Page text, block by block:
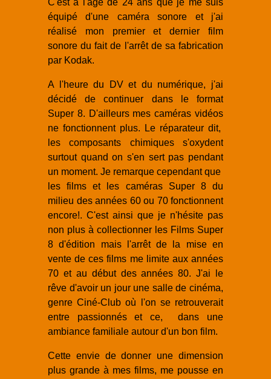
C'est à l'âge de 24 ans que je me suis
équipé d'une caméra sonore et j'ai
réalisé mon premier et dernier film
sonore du fait de l'arrêt de sa fabrication
par Kodak.
A l'heure du DV et du numérique, j'ai
décidé de continuer dans le format
Super 8. D'ailleurs mes caméras vidéos
ne fonctionnent plus. Le réparateur dit,
les composants chimiques s'oxydent
surtout quand on s'en sert pas pendant
un moment. Je remarque cependant que
les films et les caméras Super 8 du
milieu des années 60 ou 70 fonctionnent
encore!. C'est ainsi que je n'hésite pas
non plus à collectionner les Films Super
8 d'édition mais l'arrêt de la mise en
vente de ces films me limite aux années
70 et au début des années 80. J'ai le
rêve d'avoir un jour une salle de cinéma,
genre Ciné-Club où l'on se retrouverait
entre passionnés et ce, dans une
ambiance familiale autour d'un bon film.
Cette envie de donner une dimension
plus grande à mes films, me pousse en